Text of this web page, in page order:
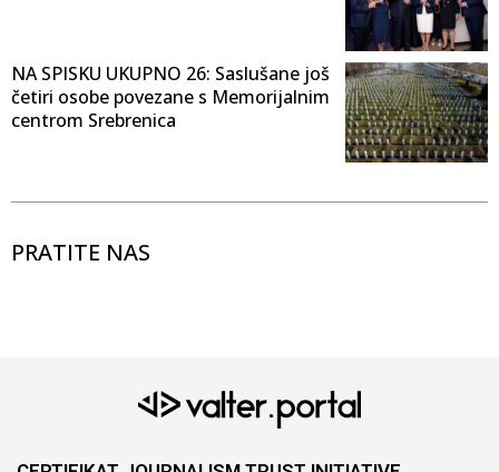
NA SPISKU UKUPNO 26: Saslušane još
četiri osobe povezane s Memorijalnim
centrom Srebrenica
PRATITE NAS